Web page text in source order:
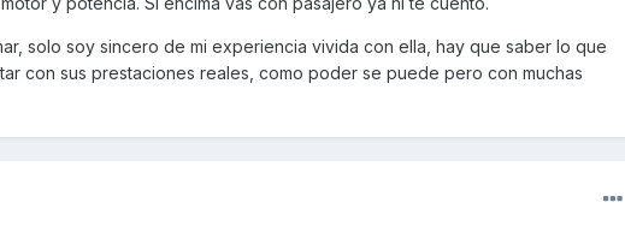
solo soy sincero de mi experiencia vivida con ella, hay que saber lo que
con sus prestaciones reales, como poder se puede pero con muchas